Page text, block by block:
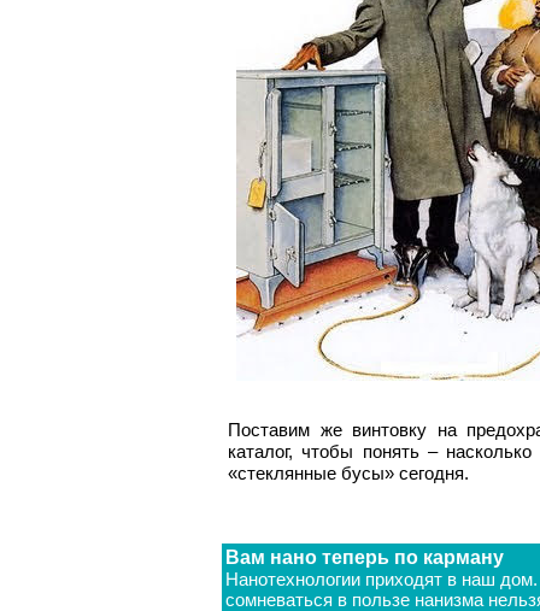
Поставим же винтовку на
каталог, чтобы понять –
«стеклянные бусы» сегодня.
Вам нано теперь по карману
Нанотехнологии приходят в наш
сомневаться в пользе нанизма